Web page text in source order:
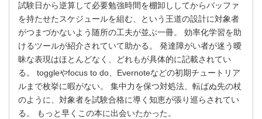
試験日から逆算して必要勉強時間を棚卸ししてからバッファ
を持たせたスケジュールを組む、という王道の設計に対象者
がつまづかないよう随所の工夫が並ぶ一冊。 効率化学習を助
けるツールが紹介されていて助かる。 発達障がい者が迷う曖
昧な表現はほとんどなく、どれもが具体的に記載されてい
る。 toggleやfocus to do、Evernoteなどの初期チュートリア
ルまで枚挙に暇がない。 集中力を保つ対処法、転ばぬ先の杖
のように、対象者を試験合格に導く知恵が張り巡らされてい
る。 もっと早くこの本に出会いたかった。